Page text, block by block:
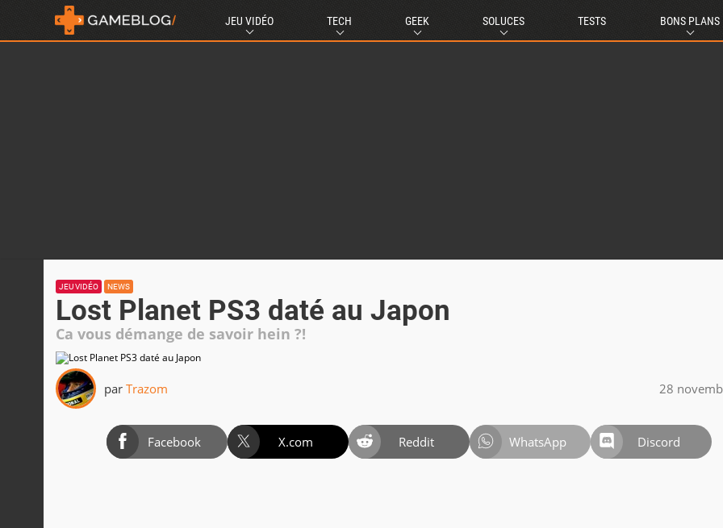
JEU VIDÉO TECH GEEK SOLUCES TESTS BONS PLANS
JEU VIDÉO NEWS
Lost Planet PS3 daté au Japon
Ca vous démange de savoir hein ?!
par Trazom 28
Facebook X.com Reddit WhatsApp Discord